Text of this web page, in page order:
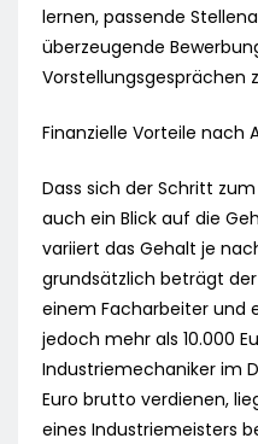
lernen, passende
überzeugende
Vorstellungsgesprächen
Finanzielle Vorteile nach
Dass sich der Schritt
auch ein Blick auf die
variiert das Gehalt je
grundsätzlich beträgt
einem Facharbeiter und
jedoch mehr als 10.000
Industriemechaniker im
Euro brutto verdienen,
eines Industriemeisters